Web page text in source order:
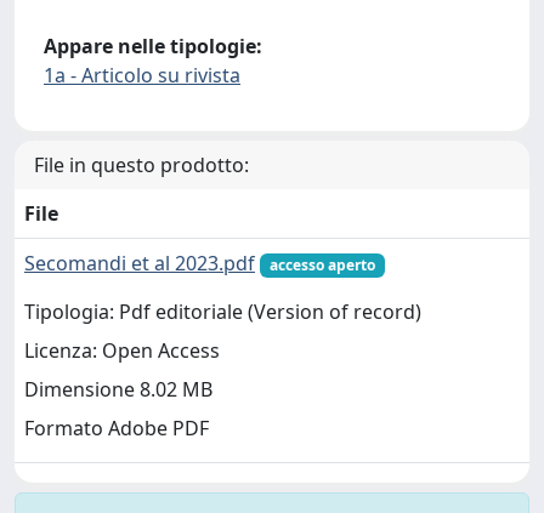
Appare nelle tipologie:
1a - Articolo su rivista
File in questo prodotto:
File
Secomandi et al 2023.pdf
accesso aperto
Tipologia: Pdf editoriale (Version of record)
Licenza: Open Access
Dimensione 8.02 MB
Formato Adobe PDF